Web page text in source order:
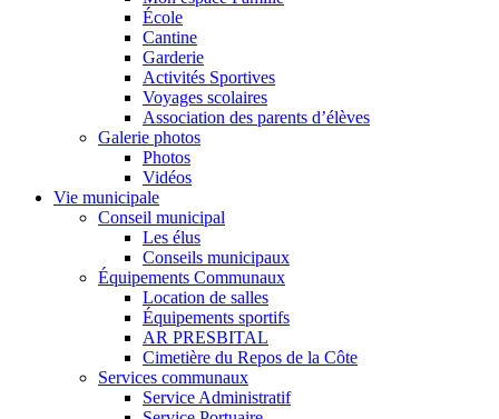
École
Cantine
Garderie
Activités Sportives
Voyages scolaires
Association des parents d’élèves
Galerie photos
Photos
Vidéos
Vie municipale
Conseil municipal
Les élus
Conseils municipaux
Équipements Communaux
Location de salles
Équipements sportifs
AR PRESBITAL
Cimetière du Repos de la Côte
Services communaux
Service Administratif